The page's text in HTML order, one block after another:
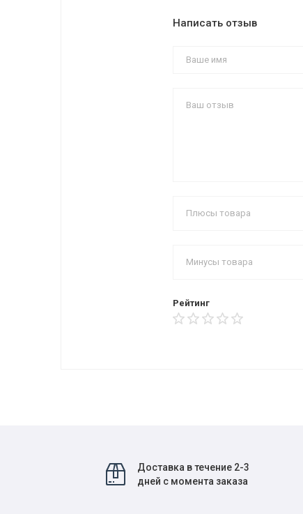
Написать отзыв
Рейтинг
Доставка в течение 2-3
дней с момента заказа